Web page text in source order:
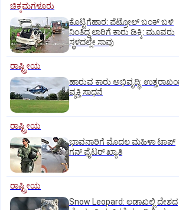
ಚಿಕ್ಕಮಗಳೂರು
ಕೊಟ್ಟಿಗೆಹಾರ: ಪೆಟ್ರೋಲ್ ಬಂಕ್ ಬಳಿ
ನಿಂತಿದ್ದ ಲಾರಿಗೆ ಕಾರು ಡಿಕ್ಕಿ: ಮೂವರು
ಸ್ಥಳದಲ್ಲೇ ಸಾವು
ರಾಷ್ಟ್ರೀಯ
ಹಾರುವ ಕಾರು ಅಭಿವೃದ್ಧಿ:
ವ್ಯಕ್ತಿ ಸಾಧನೆ
ರಾಷ್ಟ್ರೀಯ
ಭಾವನಾರಿಗೆ ಮೊದಲ ಮಹಿಳಾ ಟಾಪ್‌
ಗನ್‌ ಫೈಟರ್‌ ಖ್ಯಾತಿ
ರಾಷ್ಟ್ರೀಯ
Snow Leopard: ಲಡಾಖಲ್ಲಿ ದೇಶದ